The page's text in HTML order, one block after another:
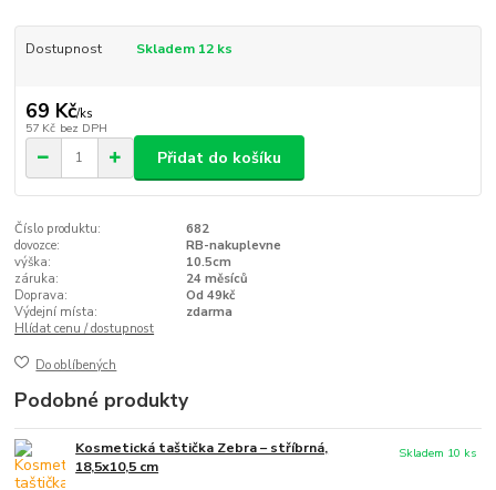
Dostupnost Skladem 12 ks
69 Kč/ks
57 Kč bez DPH
Přidat do košíku
Číslo produktu:
682
dovozce:
RB-nakuplevne
výška:
10.5cm
záruka:
24 měsíců
Doprava:
Od 49kč
Výdejní místa:
zdarma
Hlídat cenu / dostupnost
Do oblíbených
Podobné produkty
Kosmetická taštička Zebra – stříbrná,
18,5x10,5 cm
Skladem 10 ks